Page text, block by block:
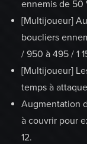
ennemis de 50
[Multijoueur]
boucliers
/ 950 à 495 / 1
[Multijoueur]
temps à
Augmentation
à couvrir pour
12.